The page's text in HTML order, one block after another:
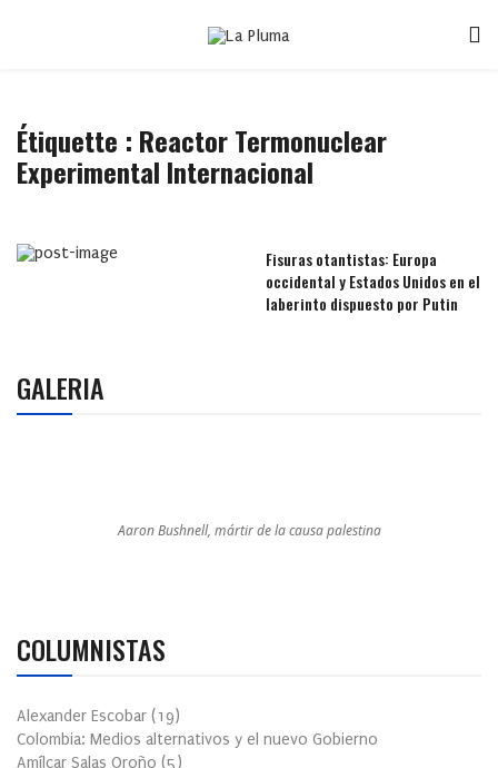
Étiquette : Reactor Termonuclear
Experimental Internacional
Fisuras otantistas: Europa
occidental y Estados Unidos en el
laberinto dispuesto por Putin
GALERIA
Aaron Bushnell, mártir de la causa palestina
COLUMNISTAS
Alexander Escobar (19)
Colombia: Medios alternativos y el nuevo Gobierno
Amílcar Salas Oroño (5)